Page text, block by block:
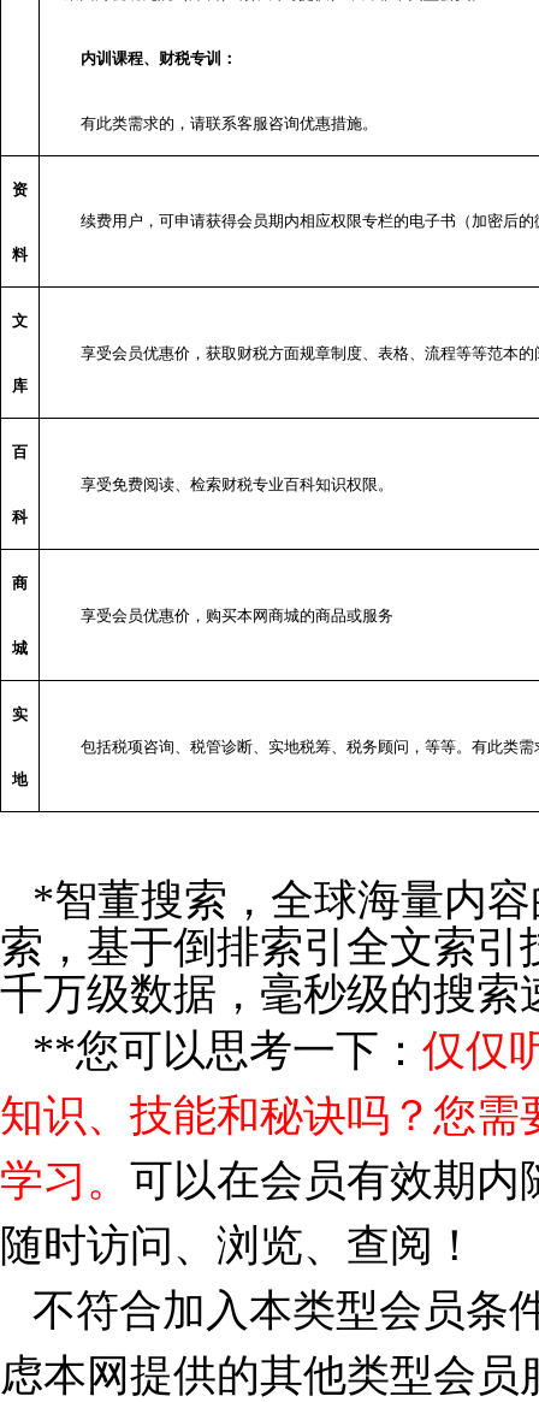
内训课程、财税专训：
有此类需求的，请联系客服咨询优惠措施。
资
料
续费用户，可申请获得会员期内相应权限专栏的电子书（加密后的
文
库
享受会员优惠价，获取财税方面规章制度、表格、流程等等范本
百
科
享受免费阅读、检索财税专业百科知识权限。
商
城
享受会员优惠价，购买本网商城的商品或服务
实
地
包括税项咨询、税管诊断、实地税筹、税务顾问，等等。有此类
*智董搜索，全球海量内
索，基于倒排索引全文索
千万级数据，毫秒级的搜索
**您可以思考一下： 仅仅
知识、技能和秘诀吗？您
学习。 可以在会员有效期内
随时访问、浏览、查阅！
不符合加入本类型会员条
虑本网提供的其他类型会